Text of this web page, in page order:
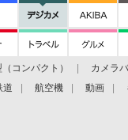
コンパクト） カメラ
道 航空機 動画